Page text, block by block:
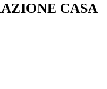
CASA